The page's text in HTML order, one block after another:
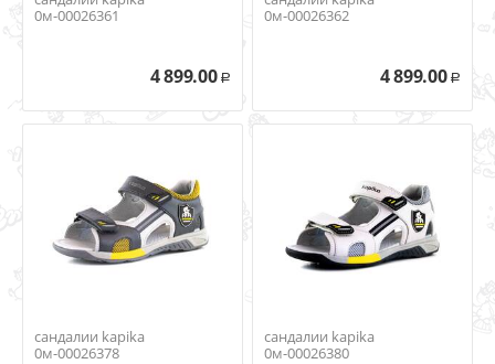
0м-00026361
4 899.00 Р
0м-00026362
4 899.00 Р
сандалии kapika
0м-00026378
сандалии kapika
0м-00026380